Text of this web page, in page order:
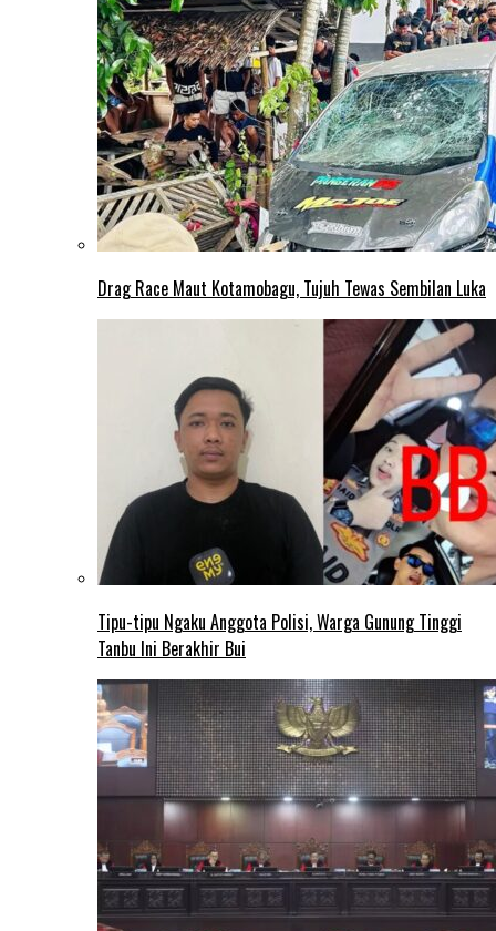
Drag Race Maut Kotamobagu, Tujuh Tewas Sembilan Luka
Tipu-tipu Ngaku Anggota Polisi, Warga Gunung Tinggi
Tanbu Ini Berakhir Bui